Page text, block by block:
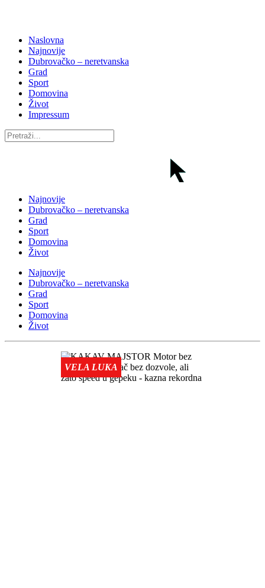
Naslovna
Najnovije
Dubrovačko – neretvanska
Grad
Sport
Domovina
Život
Impressum
Najnovije
Dubrovačko – neretvanska
Grad
Sport
Domovina
Život
Najnovije
Dubrovačko – neretvanska
Grad
Sport
Domovina
Život
VELA LUKA